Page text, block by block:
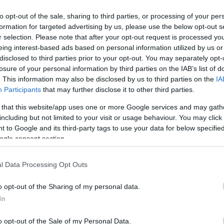
opt-out of the sale, sharing to third parties, or processing of your
for targeted advertising by us, please use the below opt-out
selection. Please note that after your opt-out request is processed
interest-based ads based on personal information utilized by us
to third parties prior to your opt-out. You may separately
of your personal information by third parties on the IAB’s list of
This information may also be disclosed by us to third parties on the
Participants that may further disclose it to other third parties.
that this website/app uses one or more Google services and may
but not limited to your visit or usage behaviour. You may
to Google and its third-party tags to use your data for below
consent section.
Data Processing Opt Outs
opt-out of the Sharing of my personal data.
opt-out of the Sale of my Personal Data.
futballozott és két gólt is szerzett. Korábban
kapitánysága idején 2016-ban válogatott kerettag
sikerült Szombathelyre csábítania Séllei Árpád
évre szóló szerződését, majd délelőtt már újdonsült
a Haladásnál, ám akkor még maradtam Gyirmóton –
– Ősszel viszont sanos kevesebbet játszottam az NB
– és fel is vették velem a kapcsolatot. Jólesett,
és mindenképpen szerették volna, hogy
kapcsolatban?
hogy nagyon nehéz itt ellenfélként futballozni.
számú és lelkes szurkolótábor támogatott. Persze
a Haladás ellen.